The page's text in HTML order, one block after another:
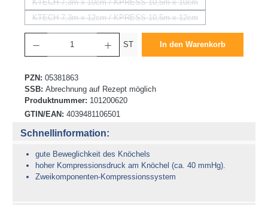
KTECH 7,3m x 10cm / KPRESS 10,5m x 10cm
(Diese Option ist zurzeit nicht verfügbar.)
KTECH 7,3m x 12cm / KPRESS 10,5m x 12cm
(Diese Option ist zurzeit nicht verfügbar.)
ST In den Warenkorb
PZN: 05381863
SSB: Abrechnung auf Rezept möglich
Produktnummer: 101200620
GTIN/EAN: 4039481106501
Schnellinformation:
gute Beweglichkeit des Knöchels
hoher Kompressionsdruck am Knöchel (ca. 40 mmHg).
Zweikomponenten-Kompressionssystem